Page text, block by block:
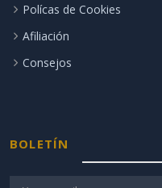
Polícas de Cookies
Afiliación
Consejos
BOLETÍN